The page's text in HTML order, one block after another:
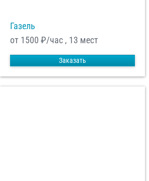
Газель
от 1500 ₽/час , 13 мест
Заказать